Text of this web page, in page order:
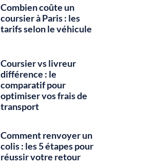
Combien coûte un
coursier à Paris : les
tarifs selon le véhicule
Coursier vs livreur
différence : le
comparatif pour
optimiser vos frais de
transport
Comment renvoyer un
colis : les 5 étapes pour
réussir votre retour